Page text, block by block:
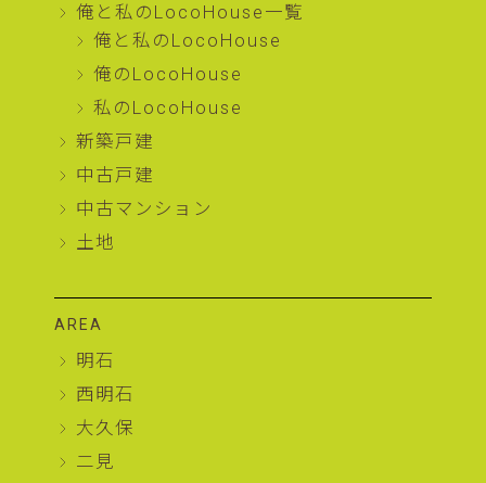
俺と私のLocoHouse一覧
俺と私のLocoHouse
俺のLocoHouse
私のLocoHouse
新築戸建
中古戸建
中古マンション
土地
AREA
明石
西明石
大久保
二見